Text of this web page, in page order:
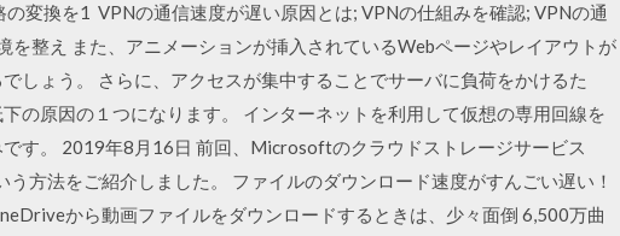
変換を1 VPNの通信速度が遅い原因とは; VPNの仕組みを確認; VPNの通
整え また、アニメーションが挿入されているWebページやレイアウトが
しょう。 さらに、アクセスが集中することでサーバに負荷をかけるた
の原因の１つになります。 インターネットを利用して仮想の専用回線を
す。 2019年8月16日 前回、Microsoftのクラウドストレージサービス
方法をご紹介しました。 ファイルのダウンロード速度がすんごい遅い！
から動画ファイルをダウンロードするときは、少々面倒 6,500万曲